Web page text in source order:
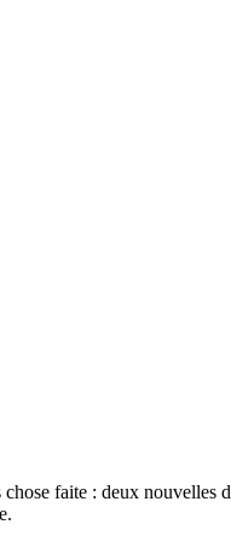
faite : deux